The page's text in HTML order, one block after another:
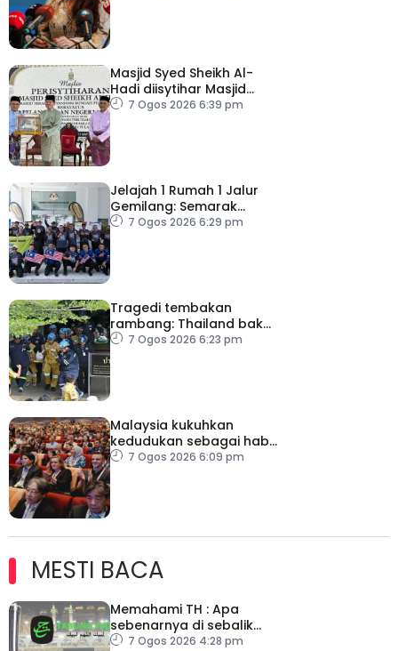
Masjid Syed Sheikh Al-
Hadi diisytihar Masjid
Pelancongan Negeri
7 Ogos 2026 6:39 pm
Jelajah 1 Rumah 1 Jalur
Gemilang: Semarak
semangat patriotisme
7 Ogos 2026 6:29 pm
Tragedi tembakan
rambang: Thailand bakal
umum pelan tindakan
7 Ogos 2026 6:23 pm
Malaysia kukuhkan
kedudukan sebagai hab
acara perniagaan
7 Ogos 2026 6:09 pm
MESTI BACA
Memahami TH : Apa
sebenarnya di sebalik
angka
7 Ogos 2026 4:28 pm